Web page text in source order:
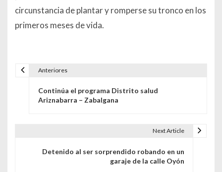
circunstancia de plantar y romperse su tronco en los
primeros meses de vida.
Anteriores
Continúa el programa Distrito salud
Ariznabarra – Zabalgana
Next Article
Detenido al ser sorprendido robando en un
garaje de la calle Oyón